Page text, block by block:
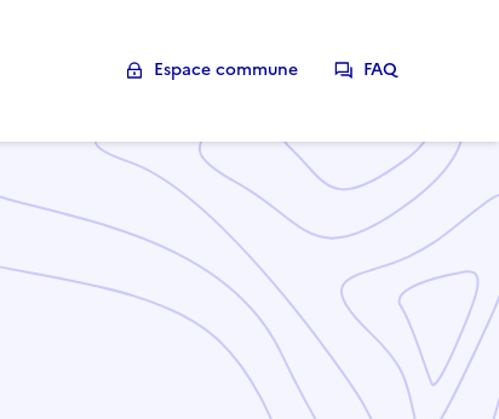
Espace commune FAQ